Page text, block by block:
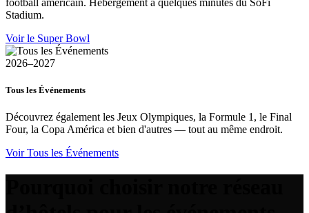
football américain. Hébergement à quelques minutes du SoFi
Stadium.
Voir le Super Bowl
2026–2027
Tous les Événements
Découvrez également les Jeux Olympiques, la Formule 1, le Final
Four, la Copa América et bien d'autres — tout au même endroit.
Voir Tous les Événements